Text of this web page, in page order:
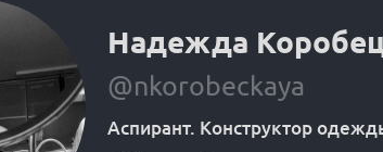
Надежда
@nkorobeckaya
Аспирант. Конструктор